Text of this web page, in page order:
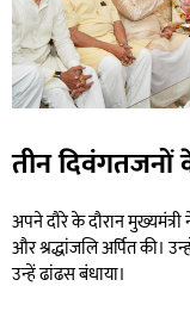
तीन दिवंगतजनों
अपने दौरे के दौरान
और श्रद्धांजलि अर्पित की।
उन्हें ढांढस बंधाया।